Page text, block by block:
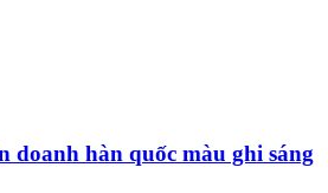
doanh hàn quốc màu ghi sáng